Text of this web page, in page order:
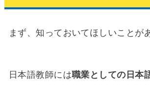
まず、知っておいてほしいことが
日本語教師には職業としての日本